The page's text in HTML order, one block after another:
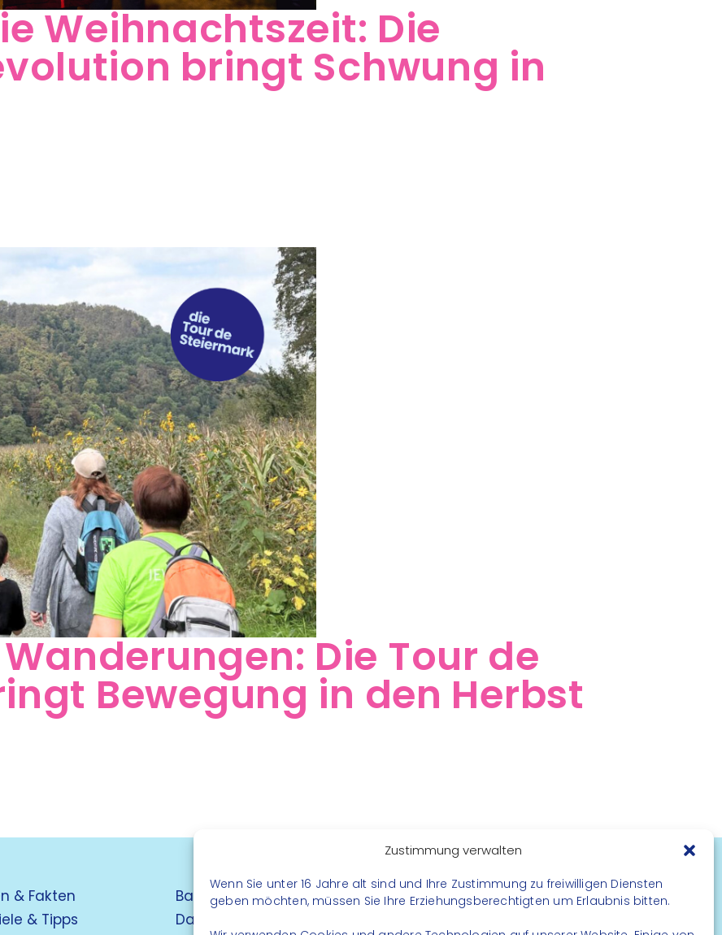
Zustimmung verwalten
Wenn Sie unter 16 Jahre alt sind und Ihre Zustimmung zu freiwilligen Diensten
geben möchten, müssen Sie Ihre Erziehungsberechtigten um Erlaubnis bitten.
Weihnachtszeit: Die
bringt Schwung in
Die Tour de
Bewegung in den Herbst
& Fakten
& Tipps
Barrierefreiheit
Datenschutz
FOLGE UNS
Instagram